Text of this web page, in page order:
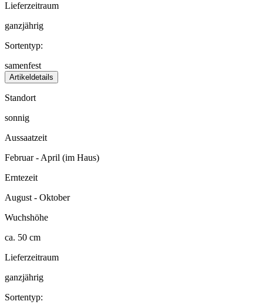
Lieferzeitraum
ganzjährig
Sortentyp:
samenfest
Artikeldetails
Standort
sonnig
Aussaatzeit
Februar - April (im Haus)
Erntezeit
August - Oktober
Wuchshöhe
ca. 50 cm
Lieferzeitraum
ganzjährig
Sortentyp: